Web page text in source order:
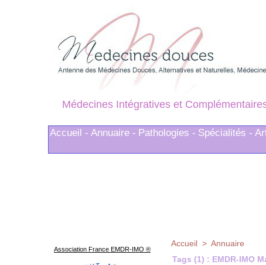
Médecines Intégratives et
Accueil - Annuaire - Pathologies - Spécialités -
Association France EMDR-IMO ®
Accueil > Annuaire
Tags (1) : EMDR-IMO